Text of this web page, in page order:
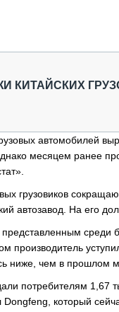
КИТАЙСКИХ
автомобилей
месяцем ранее
грузовиков
автозавод. На его
среди
производитель
ниже, чем в прошлом
потребителям 1,67
Dongfeng, который